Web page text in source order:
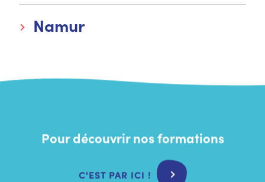
Namur
Pour découvrir nos formations
C'EST PAR ICI !